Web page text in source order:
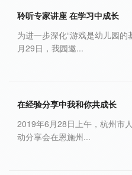
聆听专家讲座 在学习中成长
为进一步深化“游戏是幼儿园
月29日，我园邀...
在经验分享中我和你共成长
2019年6月28日上午，杭州市
动分享会在恩施州...